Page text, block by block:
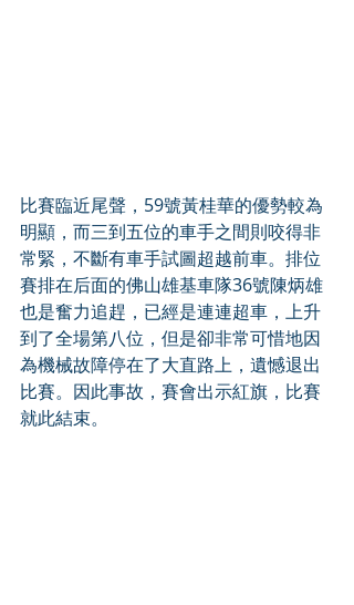
比賽臨近尾聲，59號黃桂華的優勢較為
明顯，而三到五位的車手之間則咬得非
常緊，不斷有車手試圖超越前車。排位
賽排在后面的佛山雄基車隊36號陳炳雄
也是奮力追趕，已經是連連超車，上升
到了全場第八位，但是卻非常可惜地因
為機械故障停在了大直路上，遺憾退出
比賽。因此事故，賽會出示紅旗，比賽
就此結束。